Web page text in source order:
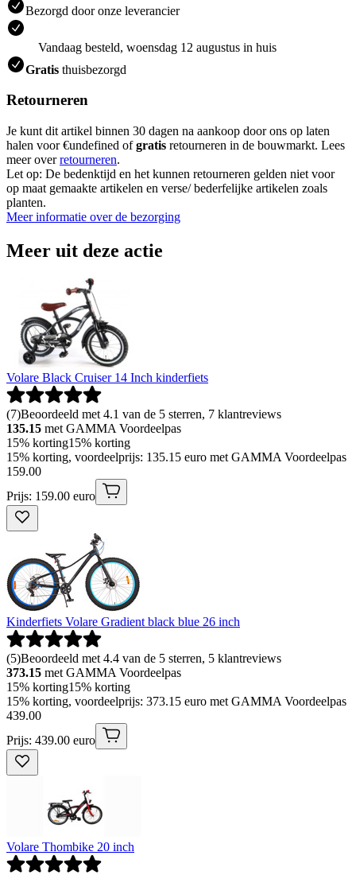
Bezorgd door onze leverancier
Vandaag besteld, woensdag 12 augustus in huis
Gratis thuisbezorgd
Retourneren
Je kunt dit artikel binnen 30 dagen na aankoop door ons op laten
halen voor €undefined ofgratis retourneren in de bouwmarkt. Lees
meer overretourneren.
Let op: De bedenktijd en het kunnen retourneren gelden niet voor
op maat gemaakte artikelen en verse/ bederfelijke artikelen zoals
planten.
Meer informatie over de bezorging
Meer uit deze actie
Volare Black Cruiser 14 Inch kinderfiets
(7)Beoordeeld met 4.1 van de 5 sterren, 7 klantreviews
135.15 met GAMMA Voordeelpas
15% korting15% korting
15% korting, voordeelprijs: 135.15 euro met GAMMA Voordeelpas
159.00
Prijs: 159.00 euro
Kinderfiets Volare Gradient black blue 26 inch
(5)Beoordeeld met 4.4 van de 5 sterren, 5 klantreviews
373.15 met GAMMA Voordeelpas
15% korting15% korting
15% korting, voordeelprijs: 373.15 euro met GAMMA Voordeelpas
439.00
Prijs: 439.00 euro
Volare Thombike 20 inch